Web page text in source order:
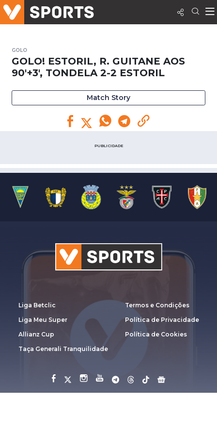
GOLO
GOLO! ESTORIL, R. GUITANE AOS
90'+3', TONDELA 2-2 ESTORIL
Match Story
PUBLICIDADE
Liga Betclic
Liga Meu Super
Allianz Cup
Taça Generali Tranquilidade
Termos e Condições
Política de Privacidade
Política de Cookies